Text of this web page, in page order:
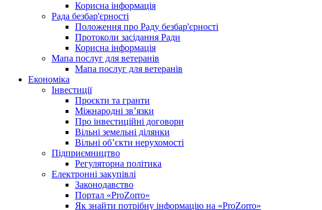
Корисна інформація
Рада безбар'єрності
Положення про Раду безбар'єрності
Протоколи засідання Ради
Корисна інформація
Мапа послуг для ветеранів
Мапа послуг для ветеранів
Економіка
Інвестиції
Проєкти та гранти
Міжнародні зв’язки
Про інвестиційні договори
Вільні земельні ділянки
Вільні об’єкти нерухомості
Підприємництво
Регуляторна політика
Електронні закупівлі
Законодавство
Портал «ProZorro»
Як знайти потрібну інформацію на «ProZorro»